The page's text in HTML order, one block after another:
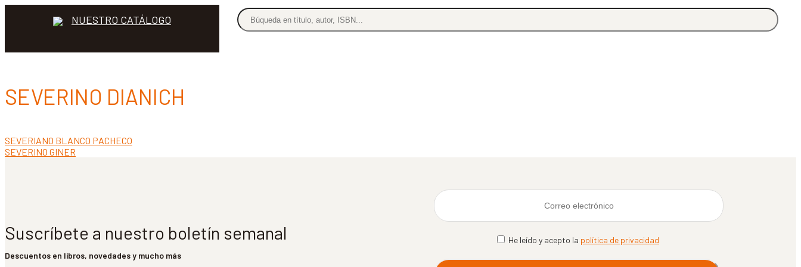
NUESTRO CATÁLOGO
SEVERINO DIANICH
Navegación
de
Anterior:
SEVERIANO BLANCO PACHECO
Siguiente:
SEVERINO GINER
Suscríbete a nuestro boletín semanal
Descuentos en libros, novedades y mucho más
He leído y acepto la política de privacidad